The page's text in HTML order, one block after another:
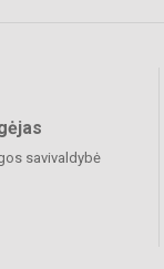
savivaldybė